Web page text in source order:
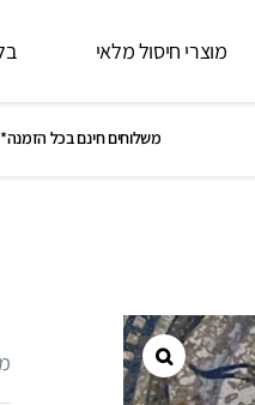
מוצרי חיסול מלאי
משלוחים חינם בכל הזמנה*